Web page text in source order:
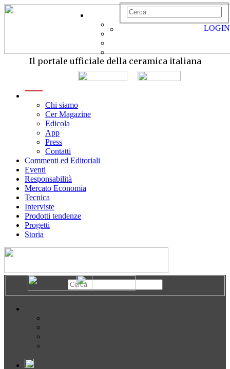
Il portale ufficiale della ceramica italiana
Chi siamo
Cer Magazine
Edicola
App
Press
Contatti
Commenti ed Editoriali
Eventi
Responsabilità
Mercato Economia
Tecnica
Interviste
Prodotti tendenze
Progetti
Storia
LOGIN